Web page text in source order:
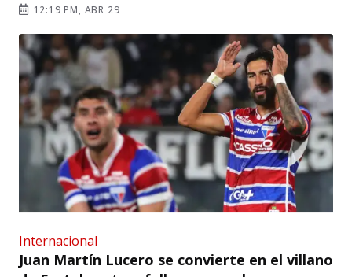
12:19 PM, ABR 29
Internacional
Juan Martín Lucero se convierte en el villano